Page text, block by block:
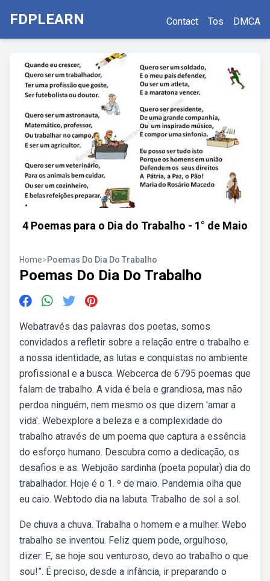
FDPLEARN Contact Tos DMCA
4 Poemas para o Dia do Trabalho - 1° de Maio
Home>Poemas Do Dia Do Trabalho
Poemas Do Dia Do Trabalho
Webatravés das palavras dos poetas, somos
convidados a refletir sobre a relação entre o trabalho e
a nossa identidade, as lutas e conquistas no ambiente
profissional e a busca. Webcerca de 6795 poemas que
falam de trabalho. A vida é bela e grandiosa, mas não
perdoa ninguém, nem mesmo os que dizem 'amar a
vida'. Webexplore a beleza e a complexidade do
trabalho através de um poema que captura a essência
do esforço humano. Descubra como a dedicação, os
desafios e as. Webjoão sardinha (poeta popular) dia do
trabalhador. Hoje é o 1. º de maio. Pandemia olha que
eu caio. Webtodo dia na labuta. Trabalho de sol a sol.
De chuva a chuva. Trabalha o homem e a mulher. Webo
trabalho se inventou. Feliz quem pode, orgulhoso,
dizer: E, se hoje sou venturoso, devo ao trabalho o que
sou!”. É preciso, desde a infância, ir preparando o